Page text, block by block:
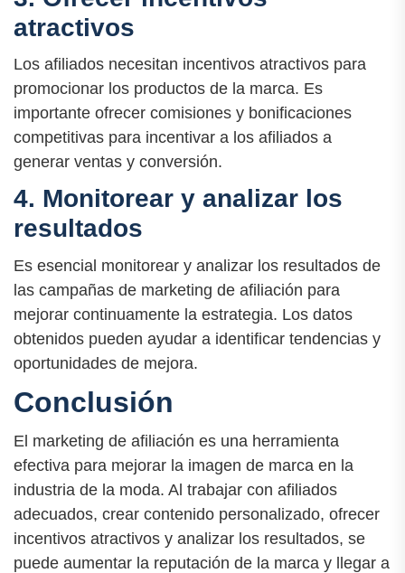
atractivos
Los afiliados necesitan incentivos atractivos para
promocionar los productos de la marca. Es
importante ofrecer comisiones y bonificaciones
competitivas para incentivar a los afiliados a
generar ventas y conversión.
4. Monitorear y analizar los
resultados
Es esencial monitorear y analizar los resultados de
las campañas de marketing de afiliación para
mejorar continuamente la estrategia. Los datos
obtenidos pueden ayudar a identificar tendencias y
oportunidades de mejora.
Conclusión
El marketing de afiliación es una herramienta
efectiva para mejorar la imagen de marca en la
industria de la moda. Al trabajar con afiliados
adecuados, crear contenido personalizado, ofrecer
incentivos atractivos y analizar los resultados, se
puede aumentar la reputación de la marca y llegar a